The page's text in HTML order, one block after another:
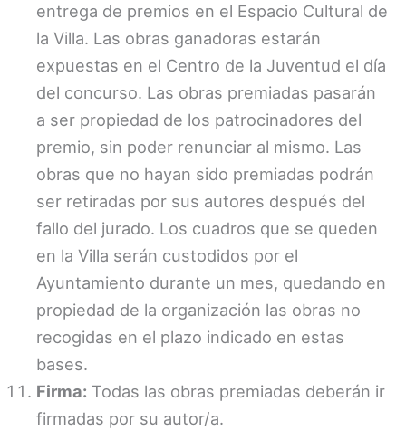
entrega de premios en el Espacio Cultural de
la Villa. Las obras ganadoras estarán
expuestas en el Centro de la Juventud el día
del concurso. Las obras premiadas pasarán
a ser propiedad de los patrocinadores del
premio, sin poder renunciar al mismo. Las
obras que no hayan sido premiadas podrán
ser retiradas por sus autores después del
fallo del jurado. Los cuadros que se queden
en la Villa serán custodidos por el
Ayuntamiento durante un mes, quedando en
propiedad de la organización las obras no
recogidas en el plazo indicado en estas
bases.
Firma: Todas las obras premiadas deberán ir
firmadas por su autor/a.